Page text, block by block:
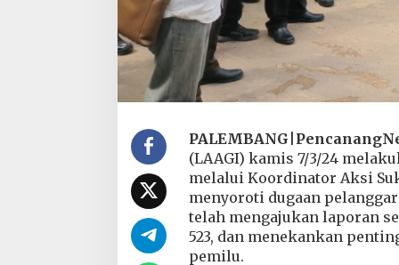
s
T
k
t
D
u
a
a
n
PALEMBANG
(LAAGI) kamis 7/3/24
melalui Koordinator Aksi
menyoroti dugaan
telah mengajukan laporan
523, dan menekankan
pemilu.